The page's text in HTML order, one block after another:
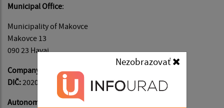
Nezobrazovať
Municipal Office:
Municipality of Makovce
Makovce 13
090 23 Havaj
Company identification number (IČO)
DIČ: 2020822375
Autonomous regions of